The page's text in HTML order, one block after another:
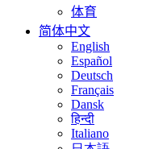
体育
简体中文
English
Español
Deutsch
Français
Dansk
हिन्दी
Italiano